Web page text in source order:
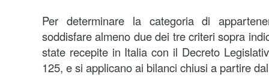
Per determinare la categoria di
soddisfare almeno due dei tre criteri sopra
state recepite in Italia con il Decreto
125, e si applicano ai bilanci chiusi a partire